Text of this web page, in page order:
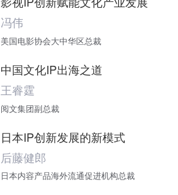
冯伟
美国电影协会大中华区总裁
中国文化IP出海之道
王睿霆
阅文集团副总裁
日本IP创新发展的新模式
后藤健郎
日本内容产品海外流通促进机构总裁